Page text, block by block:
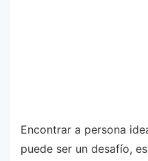
Encontrar a persona
puede ser un desafío,